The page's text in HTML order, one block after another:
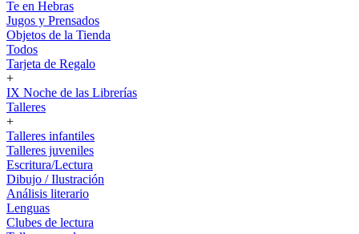
Te en Hebras
Jugos y Prensados
Objetos de la Tienda
Todos
Tarjeta de Regalo
+
IX Noche de las Librerías
Talleres
+
Talleres infantiles
Talleres juveniles
Escritura/Lectura
Dibujo / Ilustración
Análisis literario
Lenguas
Clubes de lectura